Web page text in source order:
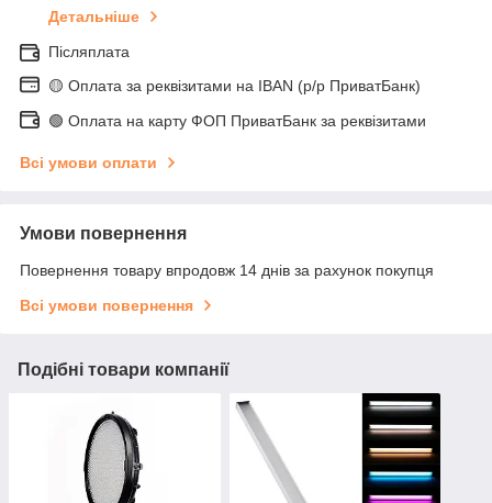
Детальніше
Післяплата
🟡 Оплата за реквізитами на IBAN (р/р ПриватБанк)
🟢 Оплата на карту ФОП ПриватБанк за реквізитами
Всі умови оплати
Умови повернення
Повернення товару впродовж 14 днів за рахунок покупця
Всі умови повернення
Подібні товари компанії